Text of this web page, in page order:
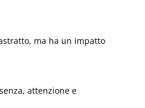
ma ha un impatto
attenzione e